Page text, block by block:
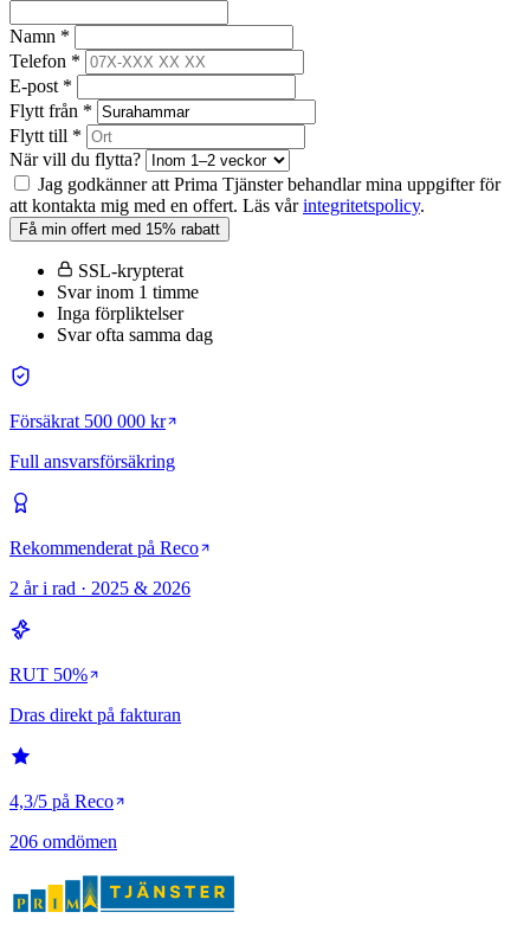
Namn *
Telefon *
E-post *
Flytt från *
Flytt till *
När vill du flytta?
Jag godkänner att Prima Tjänster behandlar mina uppgifter för
att kontakta mig med en offert. Läs vårintegritetspolicy.
Få min offert med 15% rabatt
SSL-krypterat
Svar inom 1 timme
Inga förpliktelser
Svar ofta samma dag
Försäkrat 500 000 kr
Full ansvarsförsäkring
Rekommenderat på Reco
2 år i rad · 2025 & 2026
RUT 50%
Dras direkt på fakturan
4,3/5 på Reco
206 omdömen